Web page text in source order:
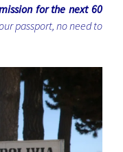
for the next 60
passport, no need to